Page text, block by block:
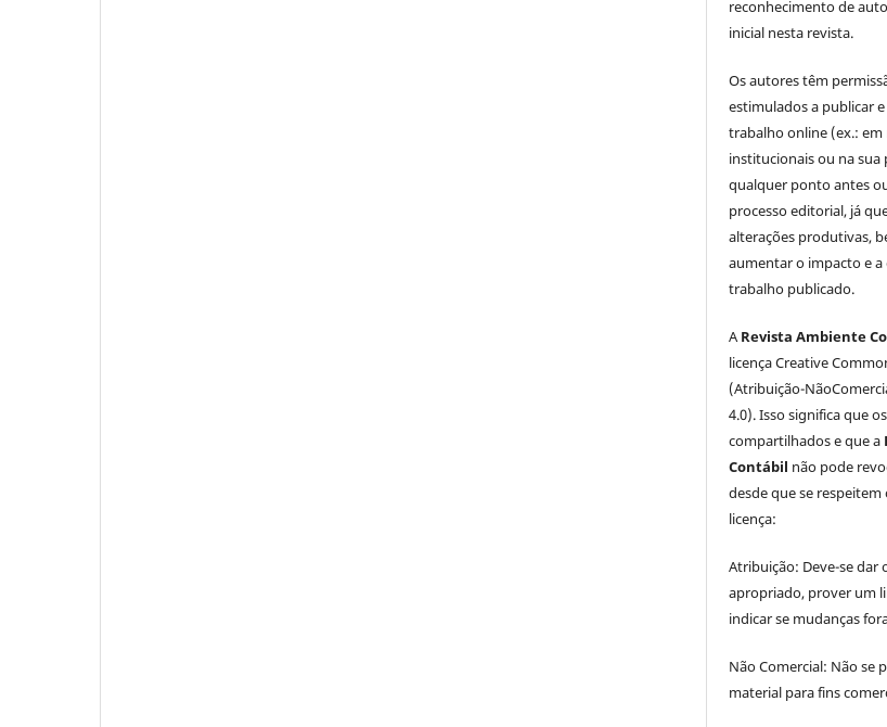
reconhecimento de
inicial nesta revista.
Os autores têm
estimulados a publicar
trabalho online (ex.:
institucionais ou na sua
qualquer ponto antes
processo editorial, já
alterações produtivas,
aumentar o impacto e a
trabalho publicado.
ARevista Ambiente
licença Creative
(Atribuição-
4.0). Isso significa que
compartilhados e que a
Contábil não pode
desde que se
licença:
Atribuição: Deve-se dar
apropriado, prover um
indicar se mudanças
Não Comercial: Não se
material para fins